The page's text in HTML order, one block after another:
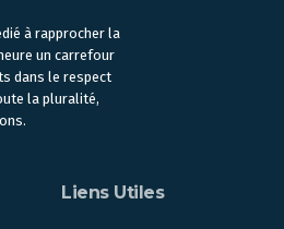
à rapprocher la
un carrefour
dans le respect
la pluralité,
Liens Utiles